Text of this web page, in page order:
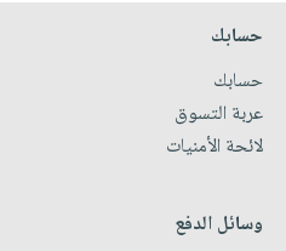
حسابك
حسابك
عربة التسوق
لائحة الأمنيات
وسائل الدفع